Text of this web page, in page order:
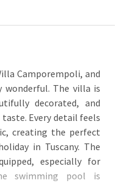
Camporempoli, and
wonderful. The villa is
decorated, and
Every detail feels
creating the perfect
in Tuscany. The
especially for
swimming pool is